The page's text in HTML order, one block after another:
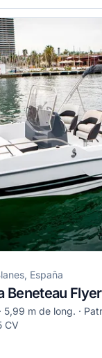
España
Beneteau Flyer
5,99 m de long.
CV